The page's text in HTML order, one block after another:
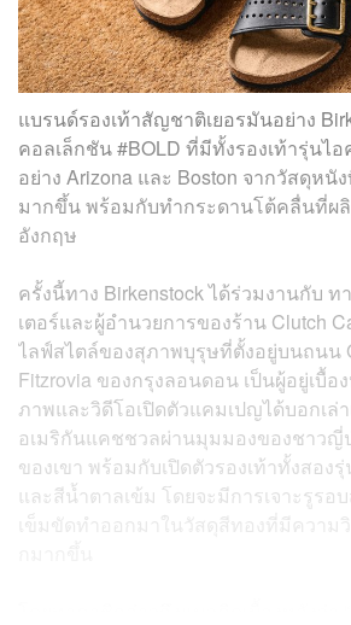
แบรนด์รองเท้าสัญชาติเยอรมันอย่าง
คอลเล็กชัน #BOLD ที่มีทั้งรองเท้ารุ่นไ
อย่าง Arizona และ Boston จากวัสดุหนั
มากขึ้น พร้อมกับทำกระดานโต้คลื่นที่ผ
อังกฤษ
ครั้งนี้ทาง Birkenstock ได้ร่วมงานกับ ท
เตอร์และผู้อำนวยการของร้าน Clutch
ไลฟ์สไตล์ของสุภาพบุรุษที่ตั้งอยู่บนถนน
Fitzrovia ของกรุงลอนดอน เป็นผู้อยู่เบื้อ
ภาพและวิดีโอเปิดตัวแคมเปญได้บอกเล่
อเมริกันแคชชวลผ่านมุมมองของชาวญี่
ของเขา พร้อมกับเปิดตัวรองเท้าทั้งสอง
และสีน้ำตาลเข้ม โดยจะมีการเจาะรูรอ
เข็มขัดทำออกมาในวัสดุสีทองที่มีความ